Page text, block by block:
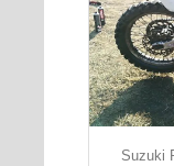
Suzuki